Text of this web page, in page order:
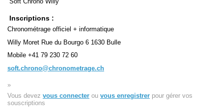
Mot de passe:
Créer un nouveau compte
Inscriptions :
Chronométrage officiel + informatique
Willy Moret Rue du Bourgo 6 1630 Bulle
Mobile +41 79 230 72 60
soft.chrono@chronometrage.ch
»
Vous devez vous connecter ou vous enregistrer pour gérer vos
souscriptions